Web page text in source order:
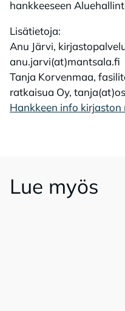
hankkeeseen
Lisätietoja:
Anu Järvi,
anu.jarvi(at)mantsala.fi
Tanja Korvenmaa,
ratkaisua Oy,
Hankkeen info kirjaston
Lue myös